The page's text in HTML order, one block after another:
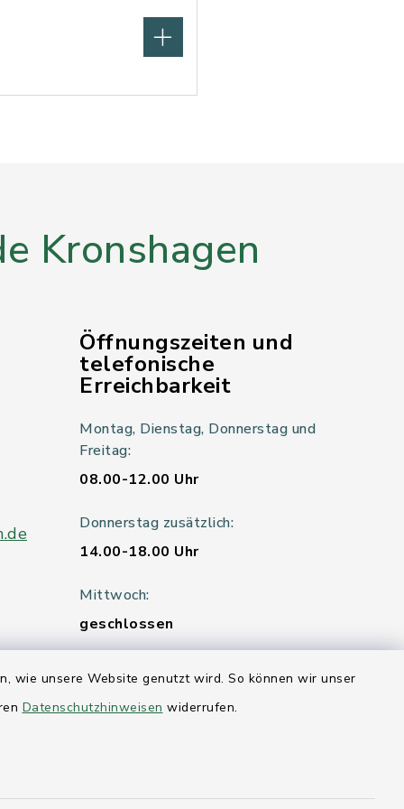
wie unsere Website genutzt wird. So können wir unser
Datenschutzhinweisen widerrufen.
Kronshagen
Öffnungszeiten und
telefonische
Erreichbarkeit
Montag, Dienstag, Donnerstag und
Freitag:
08.00-12.00 Uhr
Donnerstag zusätzlich:
14.00-18.00 Uhr
Mittwoch:
geschlossen
115